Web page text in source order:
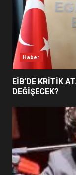
7Haber
EİB’DE KRİTİK
DEĞİŞECEK?